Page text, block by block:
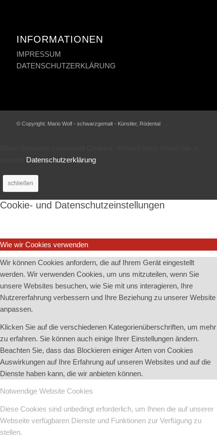
INFORMATIONEN
IMPRESSUM
DATENSCHUTZERKLÄRUNG
© Copyright: Mario Wolf - schwarzgemalt - Künstler, Rödental
Datenschutzerklärung
schließen
Cookie- und Datenschutzeinstellungen
Wie wir Cookies verwenden
Wir können Cookies anfordern, die auf Ihrem Gerät eingestellt
werden. Wir verwenden Cookies, um uns mitzuteilen, wenn Sie
unsere Websites besuchen, wie Sie mit uns interagieren, Ihre
Nutzererfahrung verbessern und Ihre Beziehung zu unserer Website
anpassen.
Klicken Sie auf die verschiedenen Kategorienüberschriften, um mehr
zu erfahren. Sie können auch einige Ihrer Einstellungen ändern.
Beachten Sie, dass das Blockieren einiger Arten von Cookies
Auswirkungen auf Ihre Erfahrung auf unseren Websites und auf die
Dienste haben kann, die wir anbieten können.
Notwendige Website Cookies
Diese Cookies sind unbedingt erforderlich, um Ihnen die auf unserer
Webseite verfügbaren Dienste und Funktionen zur Verfügung zu
stellen.